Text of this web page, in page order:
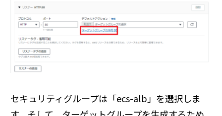
セキュリティグループは「ecs-alb」を選択しま